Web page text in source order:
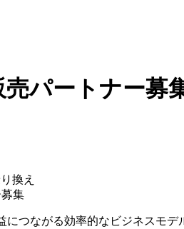
売パートナー募
換え
集
につながる効率的なビジネスモ